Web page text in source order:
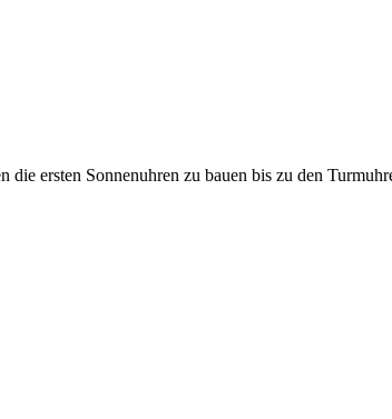
die ersten Sonnenuhren zu bauen bis zu den